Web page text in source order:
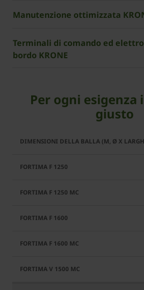
Manutenzione ottimizzata
Terminali di comando ed
bordo ­KRONE
Per ogni esigenza
giusto
Fortima